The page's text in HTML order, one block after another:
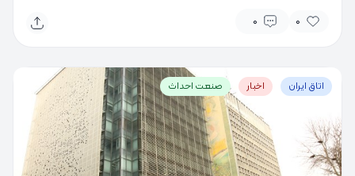
0
0
اتاق ایران اخبار صنعت احداث